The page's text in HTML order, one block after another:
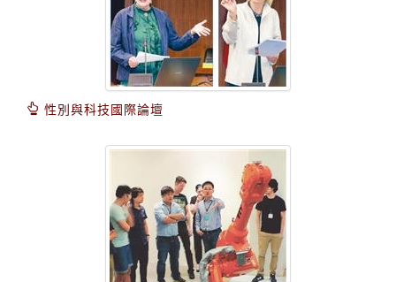
性別與科技國際論壇